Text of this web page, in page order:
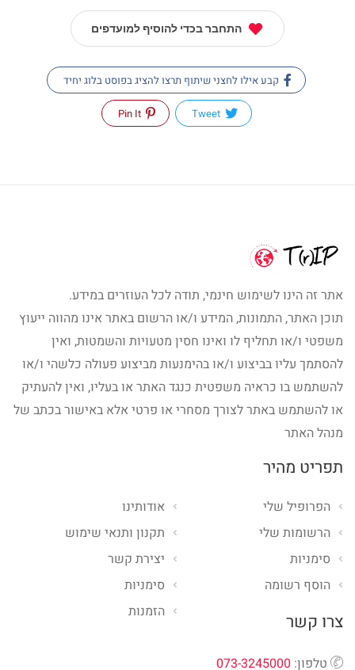
התחבר בכדי להוסיף למועדפים
קבע אילו לחצני שיתוף תרצו להציג בפוסט בלוג יחיד
Tweet
Pin It
אתר זה הינו לשימוש חינמי, תודה לכל העוזרים במידע.
תוכן האתר, התמונות, המידע ו/או הרשום באתר אינו מהווה ייעוץ
משפטי ו/או תחליף לו ואינו חסין מטעויות והשמטות, ואין
להסתמך עליו בביצוע ו/או בהימנעות מביצוע פעולה כלשהי ו/או
להשתמש בו כראיה משפטית כנגד האתר או בעליו, ואין להעתיק
או להשתמש באתר לצורך מסחרי או פרטי אלא באישור בכתב של
מנהל האתר
תפריט מהיר
אודותינו
תקנון ותנאי שימוש
יצירת קשר
סימניות
הזמנות
הפרופיל שלי
הרשומות שלי
סימניות
הוסף רשומה
צרו קשר
טלפון: 073-3245000